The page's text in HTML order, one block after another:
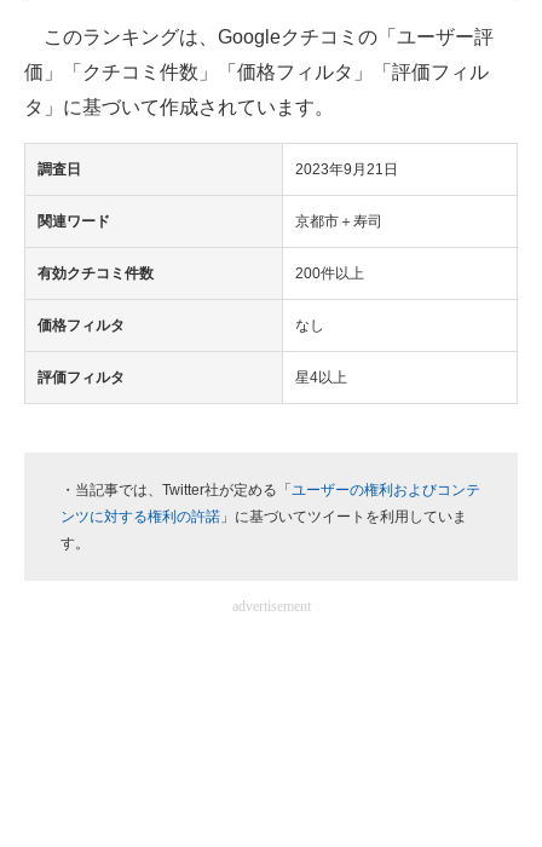
建設×テクノロジーの最前線
ちょっと気になるネットの話題
このランキングは、Googleクチコミの「ユーザー評
価」「クチコミ件数」「価格フィルタ」「評価フィル
タ」に基づいて作成されています。
調査日 2023年9月21日
関連ワード 京都市＋寿司
有効クチコミ件数 200件以上
価格フィルタ なし
評価フィルタ 星4以上
・当記事では、Twitter社が定める「 ユーザーの権利およびコンテ
ンツに対する権利の許諾 」に基づいてツイートを利用していま
す。
advertisement